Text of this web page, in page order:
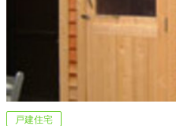
戸建住宅